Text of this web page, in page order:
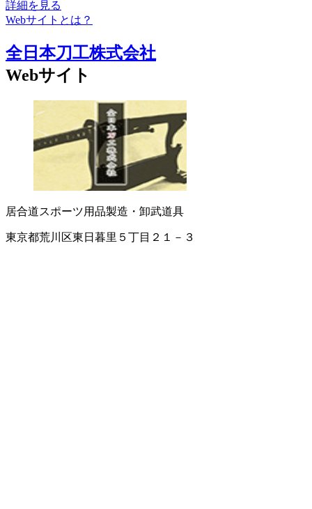
詳細を見る
Webサイトとは？
全日本刀工株式会社
Webサイト
居合道スポーツ用品製造・卸武道具
東京都荒川区東日暮里５丁目２１－３